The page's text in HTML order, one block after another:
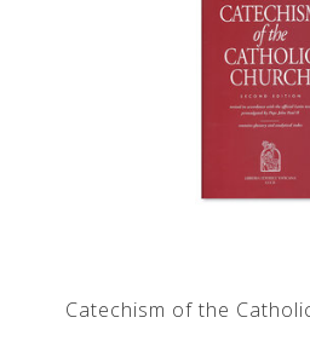
Catechism of the